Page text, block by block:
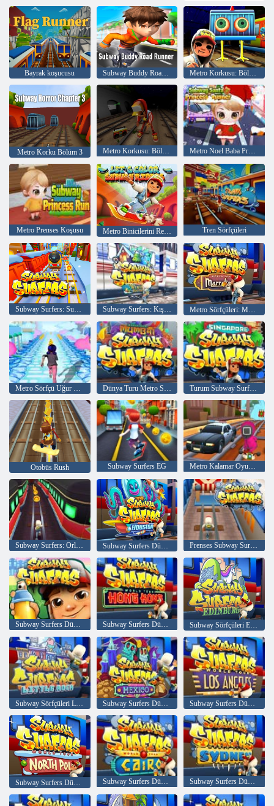
Bayrak koşucusu Subway Buddy Road Runner Metro Korkusu: Bölüm 1
Metro Korku Bölüm 3 Metro Korkusu: Bölüm 2 Metro Noel Baba Prenses Koşucusu
Metro Prenses Koşusu Metro Binicilerini Renklendirelim Tren Sörfçüleri
Subway Surfers: Subway City Xmas Subway Surfers: Kış Tatili Metro Sörfçüleri: Marakeş
Metro Sörfçü Uğur Böceği Koşucusu Dünya Turu Metro Sörfçüleri Mumbai Turum Subway Surfers Singapur
Otobüs Rush Subway Surfers EG Metro Kalamar Oyunu 3D - Subway Runner
Subway Surfers: Orleans Cadılar Bayramı Subway Surfers Dünya Turu: Houston Prenses Subway Surfers Koşucusu
Subway Surfers Dünya Turu New York Subway Surfers Dünya Turu Hong Kong Subway Sörfçüleri Edinburgh
Subway Surfers Dünya Turu Kahire Subway Surfers Dünya Turu Sidney